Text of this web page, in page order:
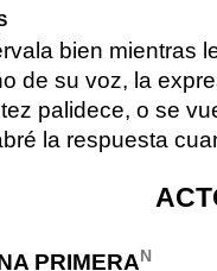
bien mientras
de su voz, la
palidece, o se
la respuesta
PRIMERAN